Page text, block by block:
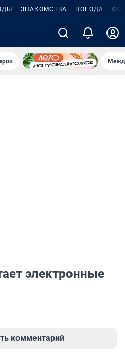
ЗНАКОМСТВА ПОГОДА
электронные
комментарий